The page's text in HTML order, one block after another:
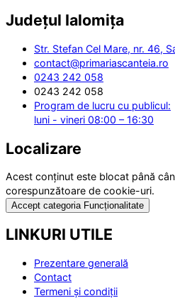
Județul Ialomița
Str. Stefan Cel Mare, nr. 46,
contact@primariascanteia.ro
0243 242 058
0243 242 058
Program de lucru cu publicul:
luni - vineri 08:00 – 16:30
Localizare
Acest conținut este blocat până
corespunzătoare de cookie-uri.
Accept categoria Funcționalitate
LINKURI UTILE
Prezentare generală
Contact
Termeni și condiții